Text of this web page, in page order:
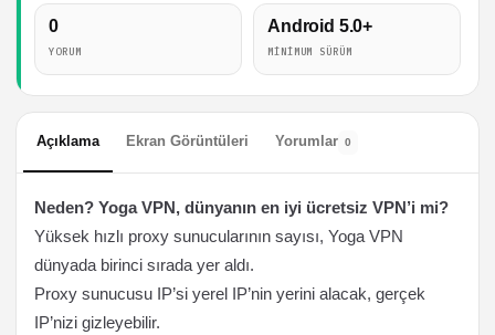
0
YORUM
Android 5.0+
MINIMUM SÜRÜM
Açıklama Ekran Görüntüleri Yorumlar 0
Neden? Yoga VPN, dünyanın en iyi ücretsiz VPN’i mi?
Yüksek hızlı proxy sunucularının sayısı, Yoga VPN
dünyada birinci sırada yer aldı.
Proxy sunucusu IP’si yerel IP’nin yerini alacak, gerçek
IP’nizi gizleyebilir.